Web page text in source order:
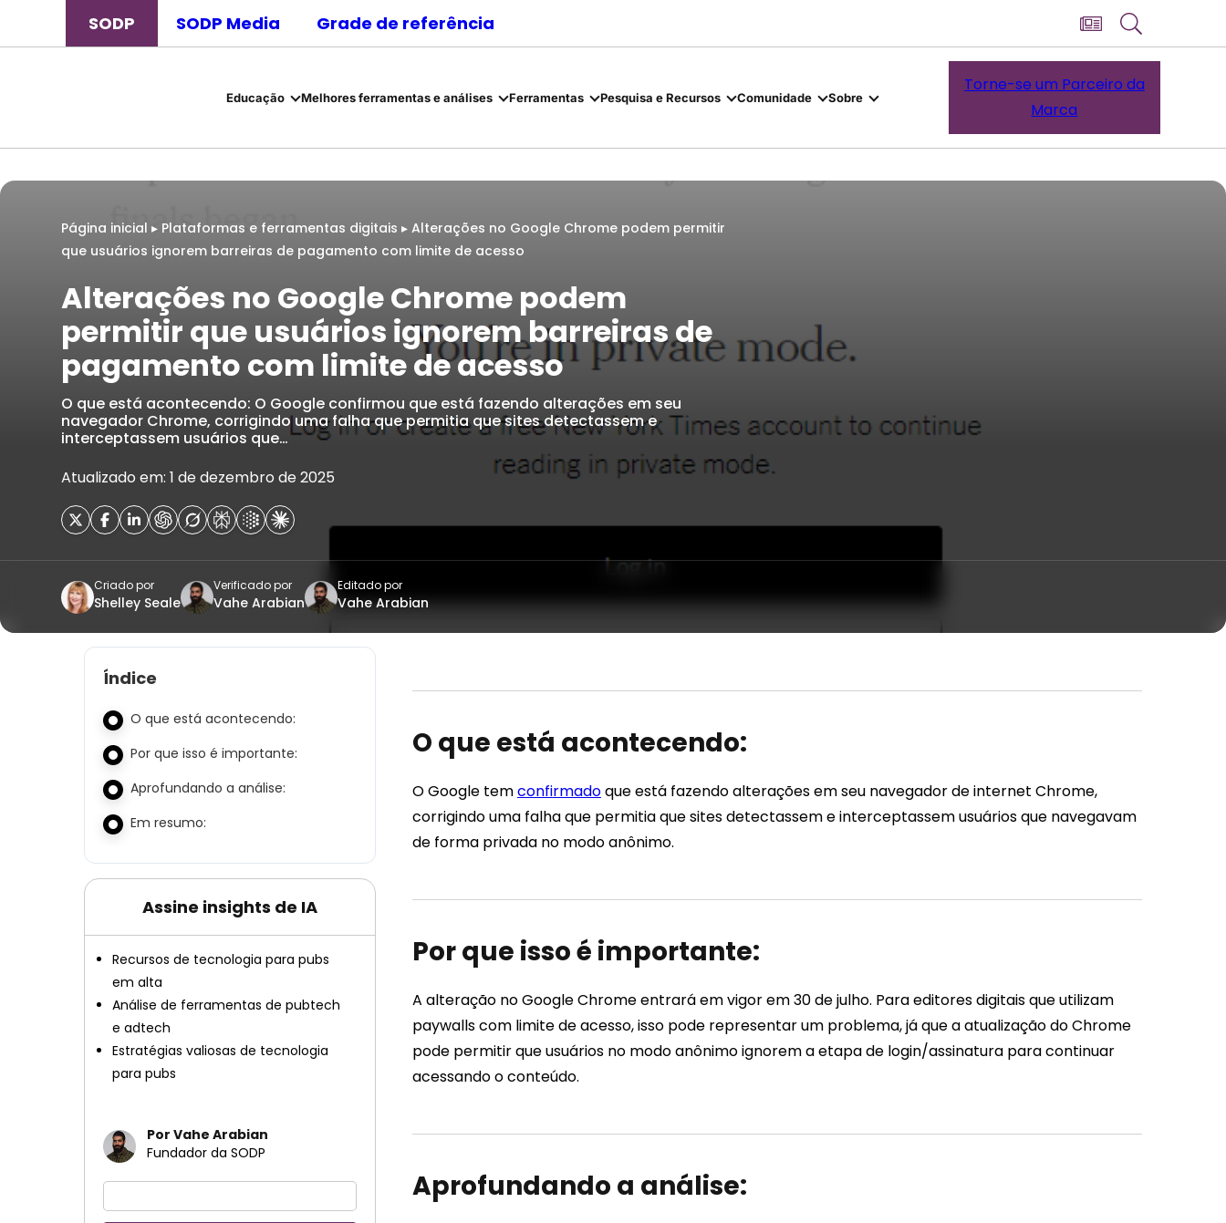
SODP SODP Media Grade de referência
Educação Melhores ferramentas e análises Ferramentas Pesquisa e Recursos Comunidade Sobre
Torne-se um Parceiro da
Marca
Página inicial ▸ Plataformas e ferramentas digitais ▸ Alterações no Google Chrome podem permitir
que usuários ignorem barreiras de pagamento com limite de acesso
Alterações no Google Chrome podem
permitir que usuários ignorem barreiras de
pagamento com limite de acesso
O que está acontecendo: O Google confirmou que está fazendo alterações em seu
navegador Chrome, corrigindo uma falha que permitia que sites detectassem e
interceptassem usuários que…
Atualizado em: 1 de dezembro de 2025
Criado por
Shelley Seale
Verificado por
Vahe Arabian
Editado por
Vahe Arabian
Índice
O que está acontecendo:
Por que isso é importante:
Aprofundando a análise:
Em resumo:
Assine insights de IA
Recursos de tecnologia para pubs
em alta
Análise de ferramentas de pubtech
e adtech
Estratégias valiosas de tecnologia
para pubs
Por Vahe Arabian
Fundador da SODP
O que está acontecendo:
O Google temconfirmadoque está fazendo alterações em seu navegador de internet Chrome,
corrigindo uma falha que permitia que sites detectassem e interceptassem usuários que navegavam
de forma privada no modo anônimo.
Por que isso é importante:
A alteração no Google Chrome entrará em vigor em 30 de julho. Para editores digitais que utilizam
paywalls com limite de acesso, isso pode representar um problema, já que a atualização do Chrome
pode permitir que usuários no modo anônimo ignorem a etapa de login/assinatura para continuar
acessando o conteúdo.
Aprofundando a análise: